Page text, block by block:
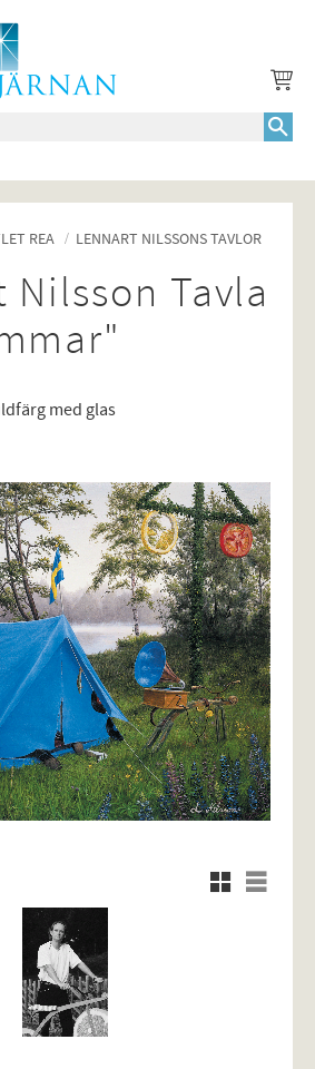
REA LENNART NILSSONS TAVLOR
Nilsson Tavla
med glas
Rutnätsvy
Listvy